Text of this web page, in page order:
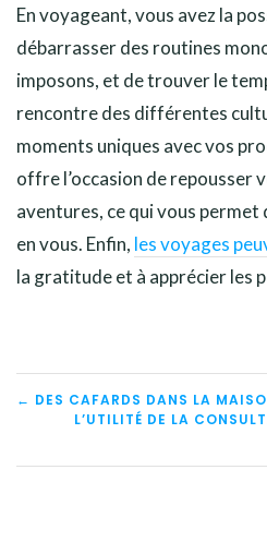
En voyageant, vous avez la
débarrasser des routines
imposons, et de trouver le
rencontre des différentes
moments uniques avec vos
offre l’occasion de repousser
aventures, ce qui vous permet
en vous. Enfin, les voyages
la gratitude et à apprécier les
NAVIGATION
DE
← DES CAFARDS DANS LA
L’UTILITÉ DE LA